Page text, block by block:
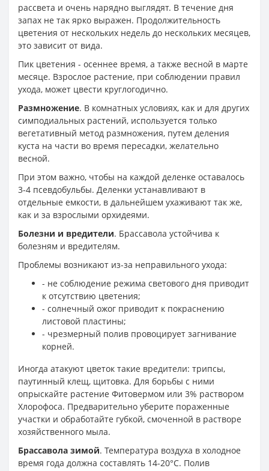
рассвета и очень нарядно выглядят. В течение дня
запах не так ярко выражен. Продолжительность
цветения от нескольких недель до нескольких месяцев,
это зависит от вида.
Пик цветения - осеннее время, а также весной в марте
месяце. Взрослое растение, при соблюдении правил
ухода, может цвести круглогодично.
Размножение. В комнатных условиях, как и для других
симподиальных растений, используется только
вегетативный метод размножения, путем деления
куста на части во время пересадки, желательно
весной.
При этом важно, чтобы на каждой деленке оставалось
3-4 псевдобульбы. Деленки устанавливают в
отдельные емкости, в дальнейшем ухаживают так же,
как и за взрослыми орхидеями.
Болезни и вредители. Брассавола устойчива к
болезням и вредителям.
Проблемы возникают из-за неправильного ухода:
- не соблюдение режима светового дня приводит
к отсутствию цветения;
- солнечный ожог приводит к покраснению
листовой пластины;
- чрезмерный полив провоцирует загнивание
корней.
Иногда атакуют цветок такие вредители: трипсы,
паутинный клещ, щитовка. Для борьбы с ними
опрыскайте растение Фитовермом или 3% раствором
Хлорофоса. Предварительно уберите пораженные
участки и обработайте губкой, смоченной в растворе
хозяйственного мыла.
Брассавола зимой. Температура воздуха в холодное
время года должна составлять 14-20°C. Полив